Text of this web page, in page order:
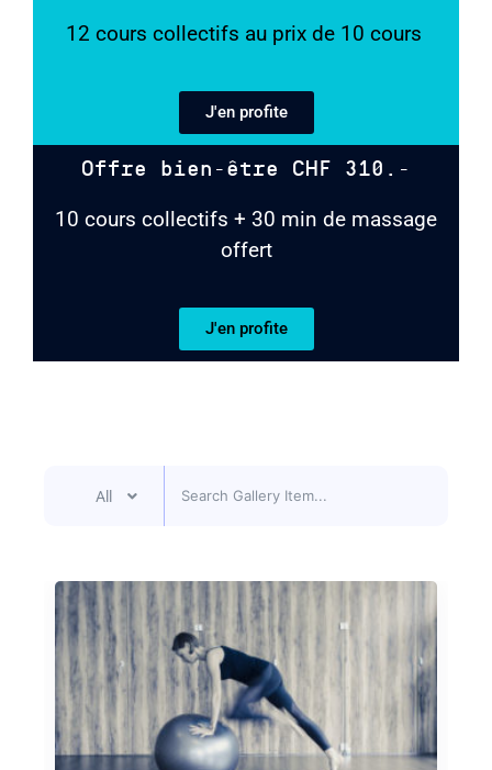
12 cours collectifs au prix de 10 cours
J'en profite
Offre bien-être CHF 310.-
10 cours collectifs + 30 min de massage
offert
J'en profite
All